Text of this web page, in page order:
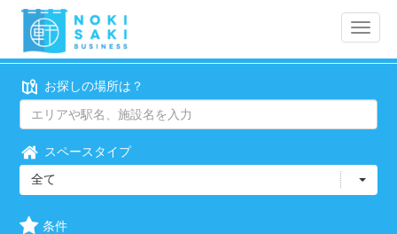
Toggle
お探しの場所は？
スペースタイプ
全て
条件